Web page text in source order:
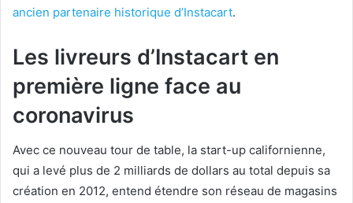
ancien partenaire historique d’Instacart.
Les livreurs d’Instacart en
première ligne face au
coronavirus
Avec ce nouveau tour de table, la start-up californienne,
qui a levé plus de 2 milliards de dollars au total depuis sa
création en 2012, entend étendre son réseau de magasins